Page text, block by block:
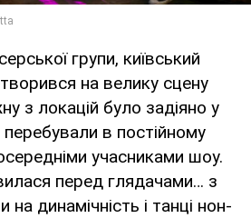
групи, київський
на велику сцену
з локацій було задіяно у
перебували в постійному
учасниками шоу.
перед глядачами… з
динамічність і танці нон-